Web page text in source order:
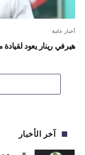
أخبار عامة
هيرفي رينار يعود
آخر الأخبار